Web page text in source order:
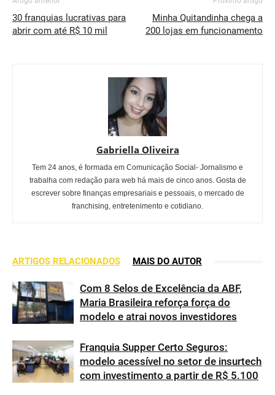
30 franquias lucrativas para
abrir com até R$ 10 mil
Minha Quitandinha chega a
200 lojas em funcionamento
Gabriella Oliveira
Tem 24 anos, é formada em Comunicação Social- Jornalismo e
trabalha com redação para web há mais de cinco anos. Gosta de
escrever sobre finanças empresariais e pessoais, o mercado de
franchising, entretenimento e cotidiano.
ARTIGOS RELACIONADOS MAIS DO AUTOR
Com 8 Selos de Excelência da ABF,
Maria Brasileira reforça força do
modelo e atrai novos investidores
Franquia Supper Certo Seguros:
modelo acessível no setor de insurtech
com investimento a partir de R$ 5.100